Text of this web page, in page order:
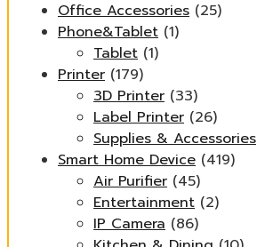
Office Accessories (25)
Phone&Tablet (1)
Tablet (1)
Printer (179)
3D Printer (33)
Label Printer (26)
Supplies & Accessories
Smart Home Device (419)
Air Purifier (45)
Entertainment (2)
IP Camera (86)